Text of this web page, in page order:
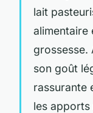
lait
alimentaire
grossesse.
son goût
rassurante
les